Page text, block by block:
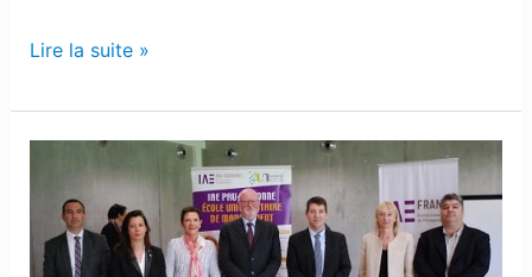
Lire la suite »
universitaire
management